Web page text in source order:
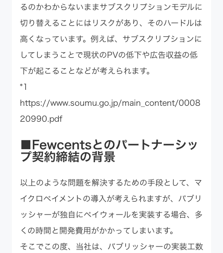
るのかわからないままサブスクリプションモデルに
切り替えることにはリスクがあり、そのハードルは
高くなっています。例えば、サブスクリプションに
してしまうことで現状のPVの低下や広告収益の低
下が起こることなどが考えられます。
*1
https://www.soumu.go.jp/main_content/0008
20990.pdf
■Fewcentsとのパートナーシッ
プ契約締結の背景
以上のような問題を解決するための手段として、マ
イクロペイメントの導入が考えられますが、パブリ
ッシャーが独自にペイウォールを実装する場合、多
くの時間と開発費用がかかってしまいます。
そこでこの度、当社は、パブリッシャーの実装工数